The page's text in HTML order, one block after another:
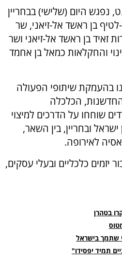
היום (שלישי) בבחריין
בן ראשד אל-זיאני, שר
זאיד בן ראשד אל-זיאני ושר
והחקלאות כמאל בן אחמד
בהעמקת שיתופי הפעולה
החדשנות, הכלכלה
שוחחו על הדרכים למיצוי
ישראל ובחריין, בין השאר,
לאירופה.
יזמים כלכליים ובעלי עסקים,
בטהרן
שתמך בישראל
תמיד יפסידו"